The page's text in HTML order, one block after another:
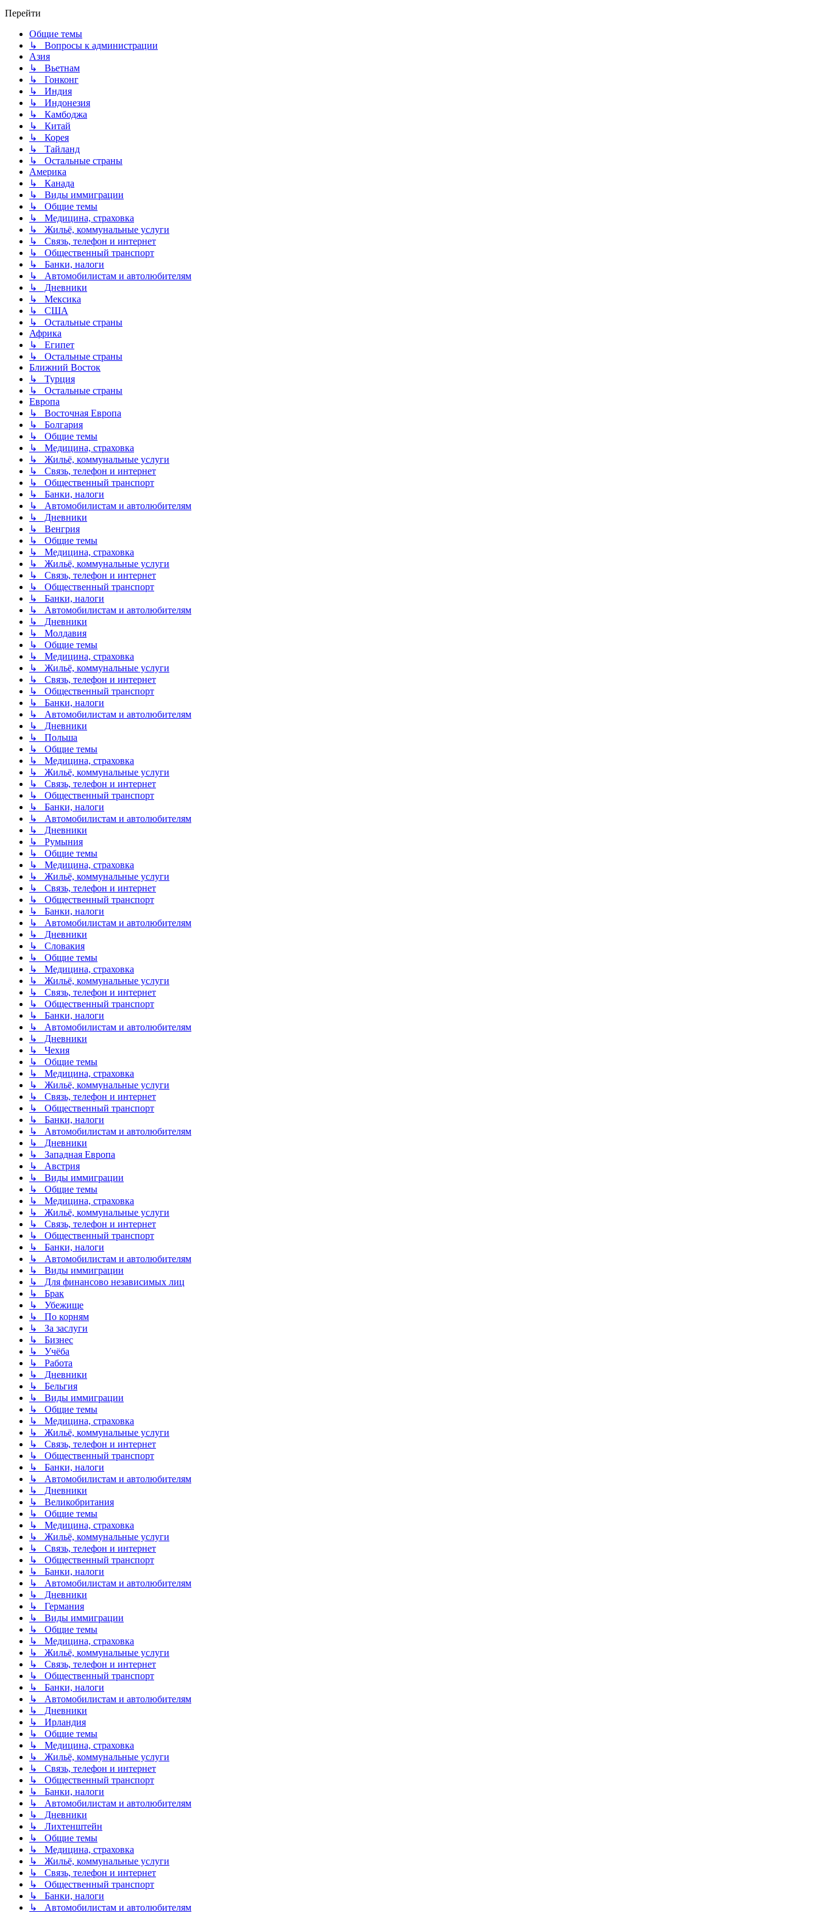
Перейти
Общие темы
↳ Вопросы к администрации
Азия
↳ Вьетнам
↳ Гонконг
↳ Индия
↳ Индонезия
↳ Камбоджа
↳ Китай
↳ Корея
↳ Тайланд
↳ Остальные страны
Америка
↳ Канада
↳ Виды иммиграции
↳ Общие темы
↳ Медицина, страховка
↳ Жильё, коммунальные услуги
↳ Связь, телефон и интернет
↳ Общественный транспорт
↳ Банки, налоги
↳ Автомобилистам и автолюбителям
↳ Дневники
↳ Мексика
↳ США
↳ Остальные страны
Африка
↳ Египет
↳ Остальные страны
Ближний Восток
↳ Турция
↳ Остальные страны
Европа
↳ Восточная Европа
↳ Болгария
↳ Общие темы
↳ Медицина, страховка
↳ Жильё, коммунальные услуги
↳ Связь, телефон и интернет
↳ Общественный транспорт
↳ Банки, налоги
↳ Автомобилистам и автолюбителям
↳ Дневники
↳ Венгрия
↳ Общие темы
↳ Медицина, страховка
↳ Жильё, коммунальные услуги
↳ Связь, телефон и интернет
↳ Общественный транспорт
↳ Банки, налоги
↳ Автомобилистам и автолюбителям
↳ Дневники
↳ Молдавия
↳ Общие темы
↳ Медицина, страховка
↳ Жильё, коммунальные услуги
↳ Связь, телефон и интернет
↳ Общественный транспорт
↳ Банки, налоги
↳ Автомобилистам и автолюбителям
↳ Дневники
↳ Польша
↳ Общие темы
↳ Медицина, страховка
↳ Жильё, коммунальные услуги
↳ Связь, телефон и интернет
↳ Общественный транспорт
↳ Банки, налоги
↳ Автомобилистам и автолюбителям
↳ Дневники
↳ Румыния
↳ Общие темы
↳ Медицина, страховка
↳ Жильё, коммунальные услуги
↳ Связь, телефон и интернет
↳ Общественный транспорт
↳ Банки, налоги
↳ Автомобилистам и автолюбителям
↳ Дневники
↳ Словакия
↳ Общие темы
↳ Медицина, страховка
↳ Жильё, коммунальные услуги
↳ Связь, телефон и интернет
↳ Общественный транспорт
↳ Банки, налоги
↳ Автомобилистам и автолюбителям
↳ Дневники
↳ Чехия
↳ Общие темы
↳ Медицина, страховка
↳ Жильё, коммунальные услуги
↳ Связь, телефон и интернет
↳ Общественный транспорт
↳ Банки, налоги
↳ Автомобилистам и автолюбителям
↳ Дневники
↳ Западная Европа
↳ Австрия
↳ Виды иммиграции
↳ Общие темы
↳ Медицина, страховка
↳ Жильё, коммунальные услуги
↳ Связь, телефон и интернет
↳ Общественный транспорт
↳ Банки, налоги
↳ Автомобилистам и автолюбителям
↳ Виды иммиграции
↳ Для финансово независимых лиц
↳ Брак
↳ Убежище
↳ По корням
↳ За заслуги
↳ Бизнес
↳ Учёба
↳ Работа
↳ Дневники
↳ Бельгия
↳ Виды иммиграции
↳ Общие темы
↳ Медицина, страховка
↳ Жильё, коммунальные услуги
↳ Связь, телефон и интернет
↳ Общественный транспорт
↳ Банки, налоги
↳ Автомобилистам и автолюбителям
↳ Дневники
↳ Великобритания
↳ Общие темы
↳ Медицина, страховка
↳ Жильё, коммунальные услуги
↳ Связь, телефон и интернет
↳ Общественный транспорт
↳ Банки, налоги
↳ Автомобилистам и автолюбителям
↳ Дневники
↳ Германия
↳ Виды иммиграции
↳ Общие темы
↳ Медицина, страховка
↳ Жильё, коммунальные услуги
↳ Связь, телефон и интернет
↳ Общественный транспорт
↳ Банки, налоги
↳ Автомобилистам и автолюбителям
↳ Дневники
↳ Ирландия
↳ Общие темы
↳ Медицина, страховка
↳ Жильё, коммунальные услуги
↳ Связь, телефон и интернет
↳ Общественный транспорт
↳ Банки, налоги
↳ Автомобилистам и автолюбителям
↳ Дневники
↳ Лихтенштейн
↳ Общие темы
↳ Медицина, страховка
↳ Жильё, коммунальные услуги
↳ Связь, телефон и интернет
↳ Общественный транспорт
↳ Банки, налоги
↳ Автомобилистам и автолюбителям